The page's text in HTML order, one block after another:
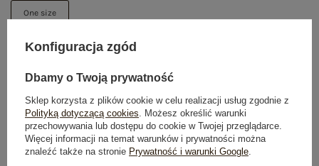
One size
DODAJ DO KOSZYKA
Dostawa od 7,99 zł
Konfiguracja zgód
Dbamy o Twoją prywatność
Sklep korzysta z plików cookie w celu realizacji usług zgodnie z
Polityką dotyczącą cookies . Możesz określić warunki
przechowywania lub dostępu do cookie w Twojej przeglądarce.
Więcej informacji na temat warunków i prywatności można
znaleźć także na stronie Prywatność i warunki Google